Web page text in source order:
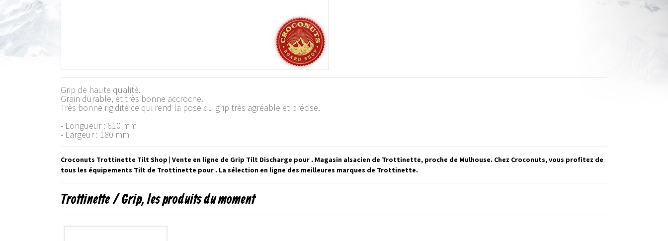
Grip de haute qualité.
Grain durable, et très bonne accroche.
Très bonne rigidité ce qui rend la pose du grip très agréable et précise.
- Longueur : 610 mm
- Largeur : 180 mm
Croconuts Trottinette Tilt Shop | Vente en ligne de Grip Tilt Discharge pour . Magasin alsacien de Trottinette, proche de Mulhouse. Chez Croconuts, vous profitez de
tous les équipements Tilt de Trottinette pour . La sélection en ligne des meilleures marques de Trottinette.
Trottinette / Grip, les produits du moment